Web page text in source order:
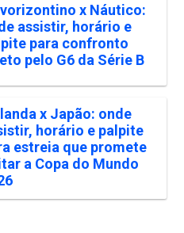
x Náutico:
assistir, horário e
para confronto
pelo G6 da Série B
x Japão: onde
horário e palpite
estreia que promete
a Copa do Mundo